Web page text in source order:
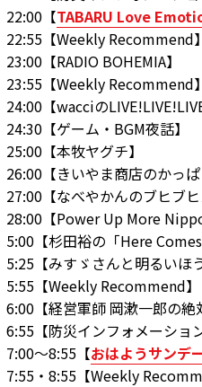
22:00【TABARU Love
22:55【Weekly Recommend】
23:00【RADIO BOHEMIA】
23:55【Weekly Recommend】
24:00【wacciの
24:30【ゲーム・BGM夜話】
25:00【本牧ヤグチ】
26:00【きいやま商店のかっぱ
27:00【なべやかんのブヒブヒ
28:00【Power Up More
5:00【杉田裕の「Here Comes
5:25【みすゞさんと明るいほ
5:55【Weekly Recommend】
6:00【経営軍師 岡漱一郎の絶
6:55【防災インフォメーション
7:00～8:55【おはようサンデ
7:55・8:55【Weekly